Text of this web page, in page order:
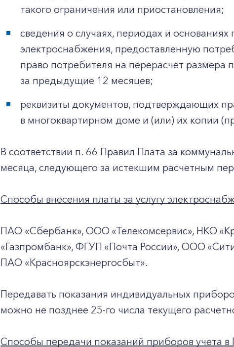
+7-800-700-24-57
Заказать обратный звонок
Частным клиентам
такого ограничения или приостановления;
сведения о случаях, периодах и основаниях
электроснабжения, предоставленную
право потребителя на перерасчет размера
за предыдущие 12 месяцев;
реквизиты документов, подтверждающих
в многоквартирном доме и (или) их копии
В соответствии п. 66 Правил Плата за
месяца, следующего за истекшим расчетным
Способы внесения платы за услугу
ПАО «Сбербанк», ООО «Телекомсервис», НКО
«Газпромбанк», ФГУП «Почта России», ООО
ПАО «Красноярскэнергосбыт».
Передавать показания индивидуальных
можно не позднее 25-го числа текущего
Способы передачи показаний приборов учета